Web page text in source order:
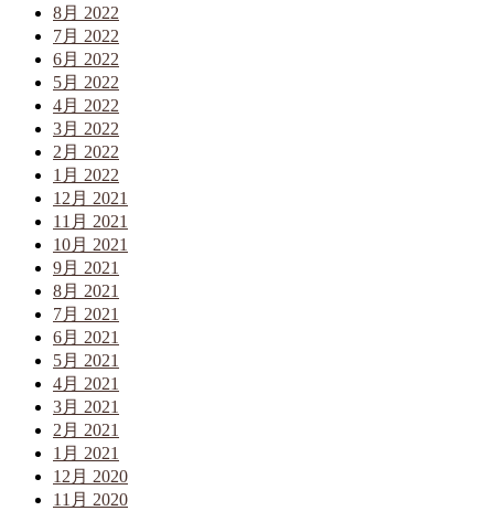
8月 2022
7月 2022
6月 2022
5月 2022
4月 2022
3月 2022
2月 2022
1月 2022
12月 2021
11月 2021
10月 2021
9月 2021
8月 2021
7月 2021
6月 2021
5月 2021
4月 2021
3月 2021
2月 2021
1月 2021
12月 2020
11月 2020